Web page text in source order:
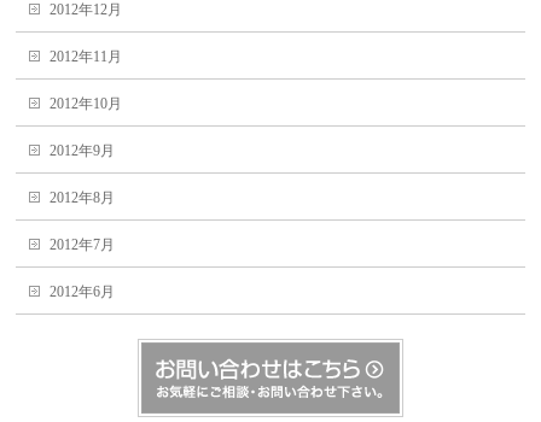
2012年12月
2012年11月
2012年10月
2012年9月
2012年8月
2012年7月
2012年6月